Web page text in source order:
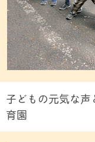
子どもの元気な
育園